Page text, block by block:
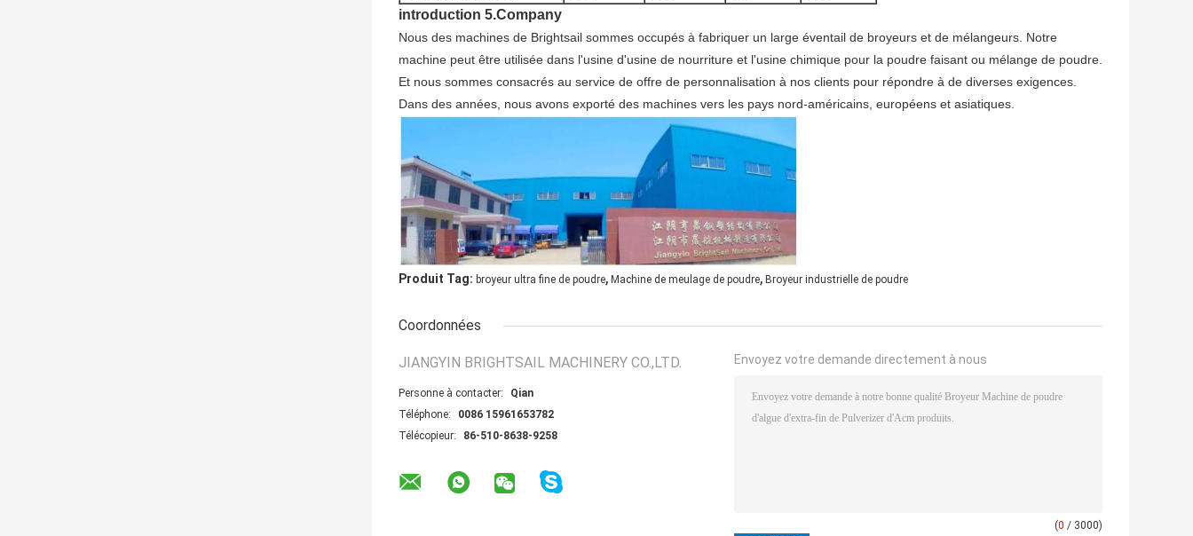
introduction 5.Company
Nous des machines de Brightsail sommes occupés à fabriquer un large éventail de broyeurs et de mélangeurs. Notre
machine peut être utilisée dans l'usine d'usine de nourriture et l'usine chimique pour la poudre faisant ou mélange de poudre.
Et nous sommes consacrés au service de offre de personnalisation à nos clients pour répondre à de diverses exigences.
Dans des années, nous avons exporté des machines vers les pays nord-américains, européens et asiatiques.
Produit Tag: broyeur ultra fine de poudre, Machine de meulage de poudre, Broyeur industrielle de poudre
Coordonnées
JIANGYIN BRIGHTSAIL MACHINERY CO.,LTD.
Personne à contacter:
Qian
Téléphone:
0086 15961653782
Télécopieur:
86-510-8638-9258
Envoyez votre demande directement à nous
(0 / 3000)